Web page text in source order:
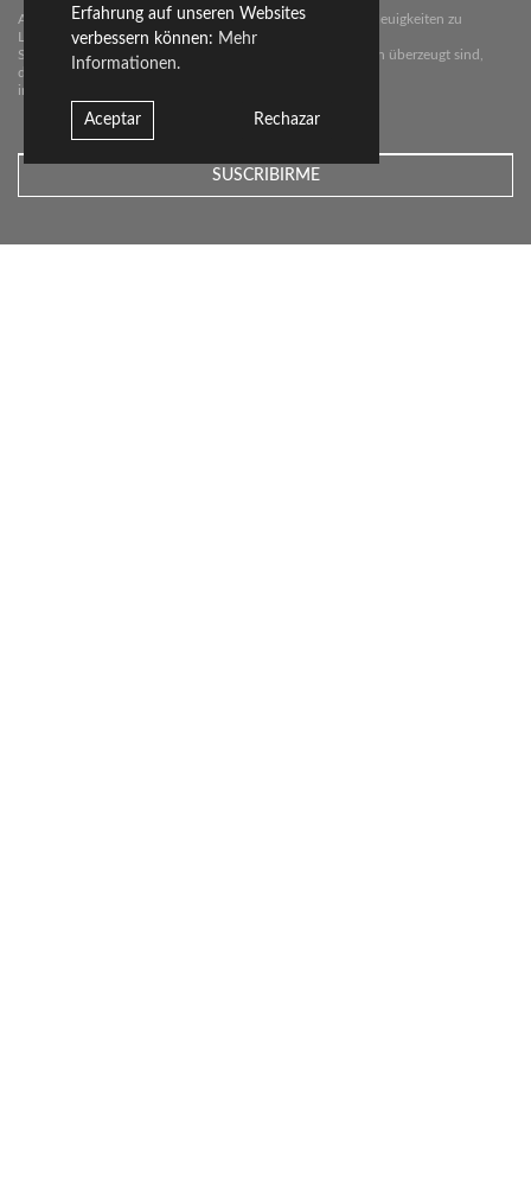
Abonnieren Sie unseren Newsletter über die wichtigsten Neuigkeiten zu
Livingceramics.
Sie erhalten von uns nur dann eine E-Mail, wenn wir davon überzeugt sind,
dass wir
interessante Neuigkeiten für Sie haben.
Erfahrung auf unseren Websites
verbessern können: Mehr
Informationen.
Aceptar Rechazar